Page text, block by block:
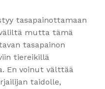
tasapainottamaan
väliltä mutta tämä
tasapainon
tiereikillä
En voinut välttää
taidolle,